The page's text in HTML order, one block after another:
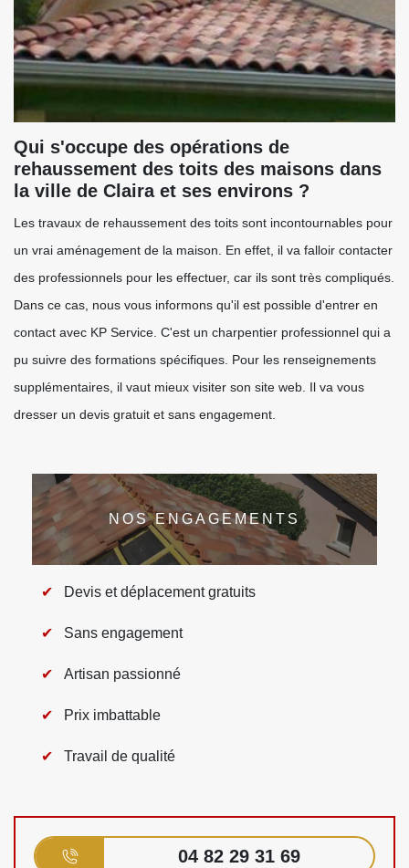
Qui s'occupe des opérations de
rehaussement des toits des maisons dans
la ville de Claira et ses environs ?
Les travaux de rehaussement des toits sont incontournables pour
un vrai aménagement de la maison. En effet, il va falloir contacter
des professionnels pour les effectuer, car ils sont très compliqués.
Dans ce cas, nous vous informons qu'il est possible d'entrer en
contact avec KP Service. C'est un charpentier professionnel qui a
pu suivre des formations spécifiques. Pour les renseignements
supplémentaires, il vaut mieux visiter son site web. Il va vous
dresser un devis gratuit et sans engagement.
NOS ENGAGEMENTS
Devis et déplacement gratuits
Sans engagement
Artisan passionné
Prix imbattable
Travail de qualité
04 82 29 31 69